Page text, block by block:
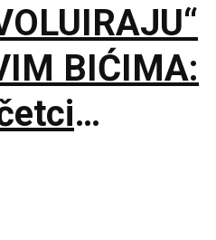
BIĆIMA:
sličnim